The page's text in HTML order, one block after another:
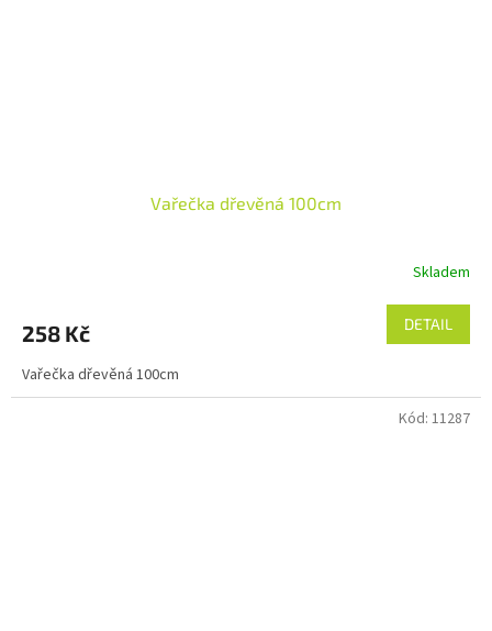
Vařečka dřevěná 100cm
Skladem
258 Kč DETAIL
Vařečka dřevěná 100cm
Kód: 11287